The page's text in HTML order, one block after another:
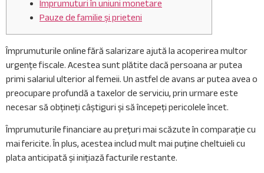
Împrumuturi în uniuni monetare
Pauze de familie și prieteni
Împrumuturile online fără salarizare ajută la acoperirea multor
urgențe fiscale. Acestea sunt plătite dacă persoana ar putea
primi salariul ulterior al femeii. Un astfel de avans ar putea avea o
preocupare profundă a taxelor de serviciu, prin urmare este
necesar să obțineți câștiguri și să începeți pericolele încet.
Împrumuturile financiare au prețuri mai scăzute în comparație cu
mai fericite.În plus, acestea includ mult mai puține cheltuieli cu
plata anticipată și inițiază facturile restante.